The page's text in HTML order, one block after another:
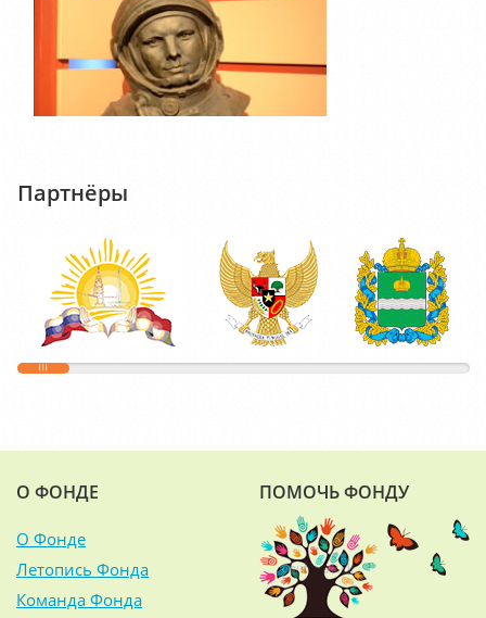
Партнёры
О ФОНДЕ
О Фонде
Летопись Фонда
Команда Фонда
ПОМОЧЬ ФОНДУ